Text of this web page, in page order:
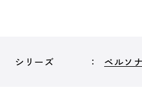
シリーズ ペルソナ